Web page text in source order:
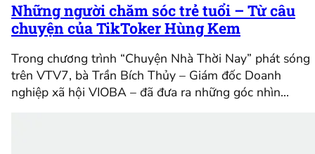
Những người chăm sóc trẻ tuổi – Từ câu
chuyện của TikToker Hùng Kem
Trong chương trình “Chuyện Nhà Thời Nay” phát sóng
trên VTV7, bà Trần Bích Thủy – Giám đốc Doanh
nghiệp xã hội VIOBA – đã đưa ra những góc nhìn…